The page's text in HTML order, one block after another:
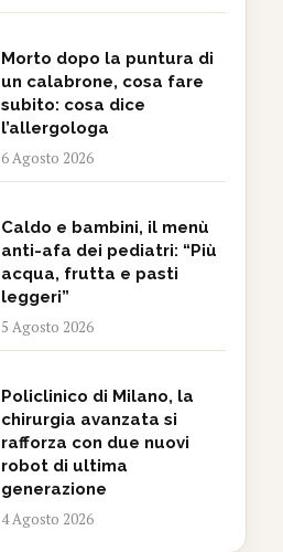
Morto dopo la puntura di
un calabrone, cosa fare
subito: cosa dice
l’allergologa
6 Agosto 2026
Caldo e bambini, il menù
anti-afa dei pediatri: “Più
acqua, frutta e pasti
leggeri”
5 Agosto 2026
Policlinico di Milano, la
chirurgia avanzata si
rafforza con due nuovi
robot di ultima
generazione
4 Agosto 2026